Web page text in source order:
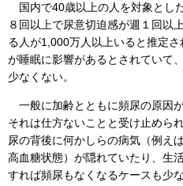
国内で40歳以上の人を対象とし
８回以上で尿意切迫感が週１回以
る人が1,000万人以上いると推定
が睡眠に影響があるとされていて
少なくない。
一般に加齢とともに頻尿の原因
それは仕方ないことと受け止めら
尿の背後に何かしらの病気（例え
高血糖状態）が隠れていたり、生
すれば頻尿もなくなるケースも少な